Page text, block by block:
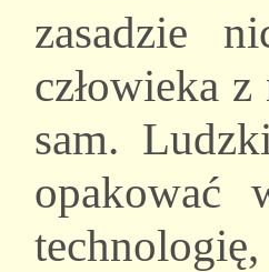
zasadzie
człowieka
sam.
opakować